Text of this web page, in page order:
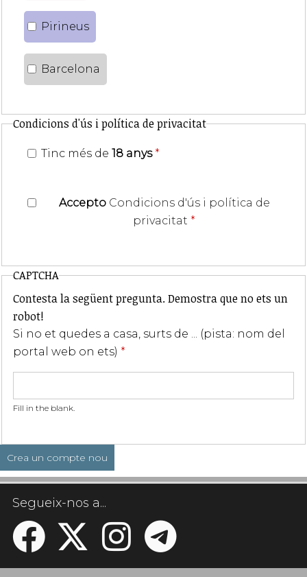
Pirineus
Barcelona
Condicions d'ús i política de privacitat
Tinc més de 18 anys *
Accepto Condicions d'ús i política de
privacitat *
CAPTCHA
Contesta la següent pregunta. Demostra que no ets un
robot!
Si no et quedes a casa, surts de ... (pista: nom del
portal web on ets) *
Fill in the blank.
Segueix-nos a...